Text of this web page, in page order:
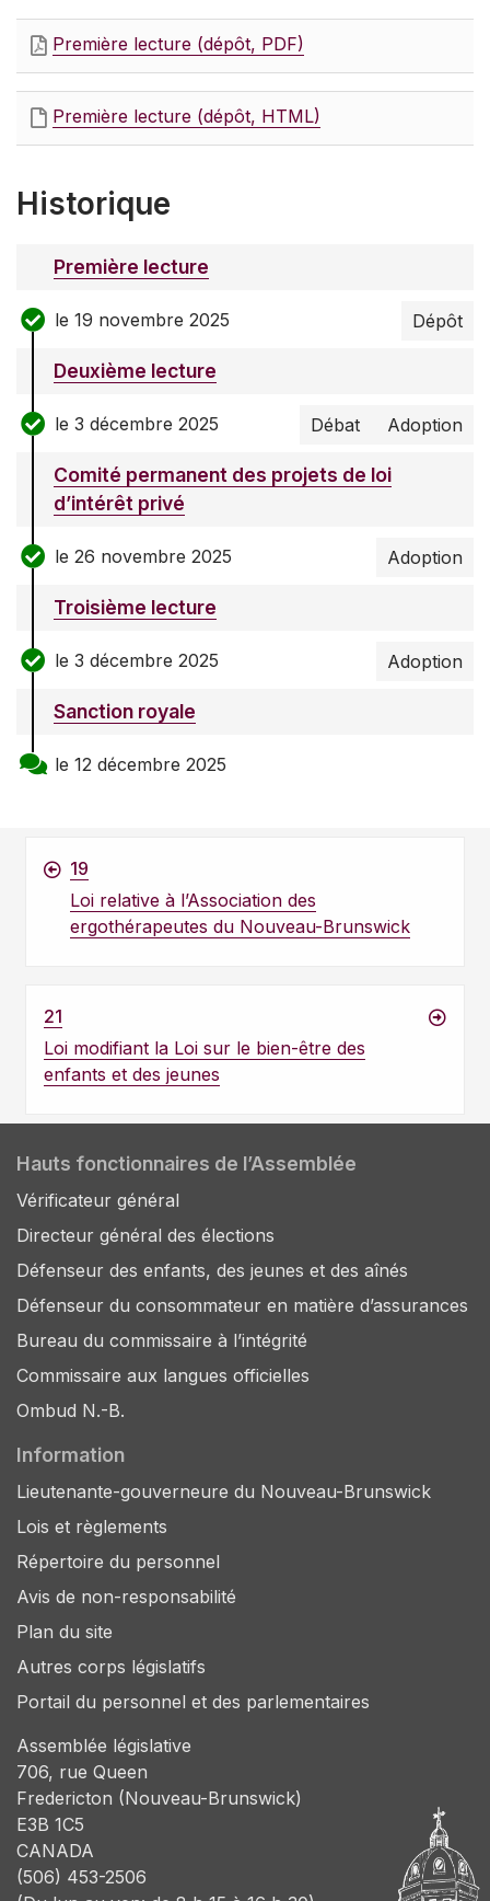
Première lecture (dépôt, PDF)
Première lecture (dépôt, HTML)
Historique
Première lecture
le 19 novembre 2025 Dépôt
Deuxième lecture
le 3 décembre 2025 Débat Adoption
Comité permanent des projets de loi
d’intérêt privé
le 26 novembre 2025 Adoption
Troisième lecture
le 3 décembre 2025 Adoption
Sanction royale
le 12 décembre 2025
19
Loi relative à l’Association des
ergothérapeutes du Nouveau-Brunswick
21
Loi modifiant la Loi sur le bien-être des
enfants et des jeunes
Hauts fonctionnaires de l’Assemblée
Vérificateur général
Directeur général des élections
Défenseur des enfants, des jeunes et des aînés
Défenseur du consommateur en matière d’assurances
Bureau du commissaire à l’intégrité
Commissaire aux langues officielles
Ombud N.-B.
Information
Lieutenante-gouverneure du Nouveau-Brunswick
Lois et règlements
Répertoire du personnel
Avis de non-responsabilité
Plan du site
Autres corps législatifs
Portail du personnel et des parlementaires
Assemblée législative
706, rue Queen
Fredericton (Nouveau-Brunswick)
E3B 1C5
CANADA
(506) 453-2506